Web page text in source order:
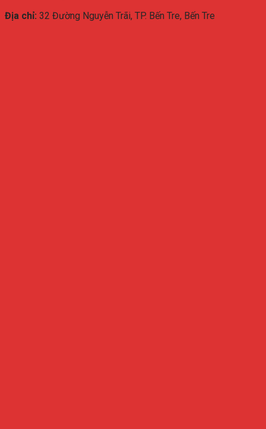
Địa chỉ: 32 Đường Nguyễn Trãi, TP. Bến Tre, Bến Tre